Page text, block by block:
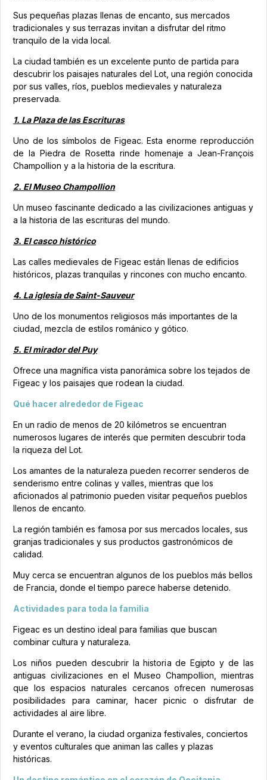
Sus pequeñas plazas llenas de encanto, sus mercados
tradicionales y sus terrazas invitan a disfrutar del ritmo
tranquilo de la vida local.
La ciudad también es un excelente punto de partida para
descubrir los paisajes naturales del Lot, una región conocida
por sus valles, ríos, pueblos medievales y naturaleza
preservada.
1. La Plaza de las Escrituras
Uno de los símbolos de Figeac. Esta enorme reproducción
de la Piedra de Rosetta rinde homenaje a Jean-François
Champollion y a la historia de la escritura.
2. El Museo Champollion
Un museo fascinante dedicado a las civilizaciones antiguas y
a la historia de las escrituras del mundo.
3. El casco histórico
Las calles medievales de Figeac están llenas de edificios
históricos, plazas tranquilas y rincones con mucho encanto.
4. La iglesia de Saint-Sauveur
Uno de los monumentos religiosos más importantes de la
ciudad, mezcla de estilos románico y gótico.
5. El mirador del Puy
Ofrece una magnífica vista panorámica sobre los tejados de
Figeac y los paisajes que rodean la ciudad.
Qué hacer alrededor de Figeac
En un radio de menos de 20 kilómetros se encuentran
numerosos lugares de interés que permiten descubrir toda
la riqueza del Lot.
Los amantes de la naturaleza pueden recorrer senderos de
senderismo entre colinas y valles, mientras que los
aficionados al patrimonio pueden visitar pequeños pueblos
llenos de encanto.
La región también es famosa por sus mercados locales, sus
granjas tradicionales y sus productos gastronómicos de
calidad.
Muy cerca se encuentran algunos de los pueblos más bellos
de Francia, donde el tiempo parece haberse detenido.
Actividades para toda la familia
Figeac es un destino ideal para familias que buscan
combinar cultura y naturaleza.
Los niños pueden descubrir la historia de Egipto y de las
antiguas civilizaciones en el Museo Champollion, mientras
que los espacios naturales cercanos ofrecen numerosas
posibilidades para caminar, hacer picnic o disfrutar de
actividades al aire libre.
Durante el verano, la ciudad organiza festivales, conciertos
y eventos culturales que animan las calles y plazas
históricas.